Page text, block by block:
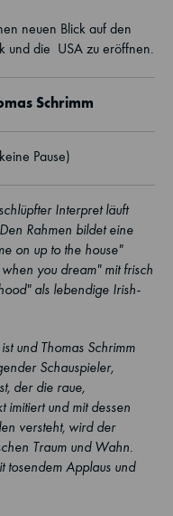
neuen Blick auf den
und die USA zu eröffnen.
Schrimm
Pause)
Interpret läuft
Rahmen bildet eine
on up to the house"
you dream" mit frisch
als lebendige Irish-
und Thomas Schrimm
Schauspieler,
der die raue,
imitiert und mit dessen
versteht, wird der
Traum und Wahn.
tosendem Applaus und